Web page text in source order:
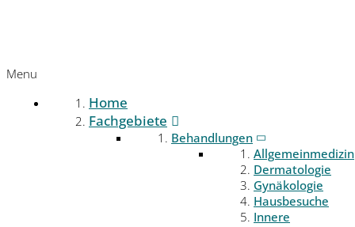
Menu
Home
Fachgebiete
Behandlungen
Allgemeinmedizin
Dermatologie
Gynäkologie
Hausbesuche
Innere